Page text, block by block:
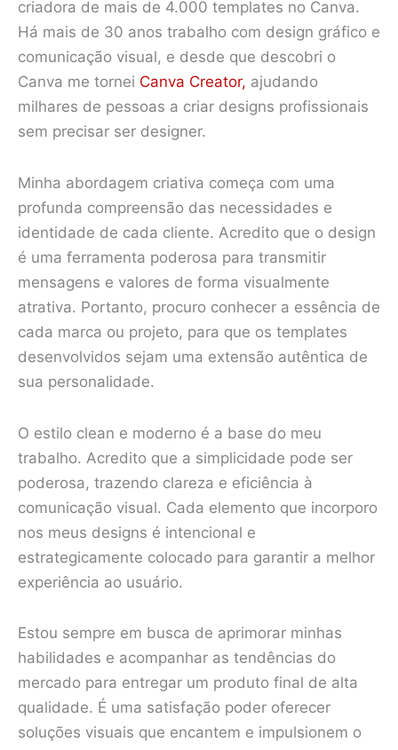
criadora de mais de 4.000 templates no Canva.
Há mais de 30 anos trabalho com design gráfico e
comunicação visual, e desde que descobri o
Canva me tornei Canva Creator, ajudando
milhares de pessoas a criar designs profissionais
sem precisar ser designer.
Minha abordagem criativa começa com uma
profunda compreensão das necessidades e
identidade de cada cliente. Acredito que o design
é uma ferramenta poderosa para transmitir
mensagens e valores de forma visualmente
atrativa. Portanto, procuro conhecer a essência de
cada marca ou projeto, para que os templates
desenvolvidos sejam uma extensão autêntica de
sua personalidade.
O estilo clean e moderno é a base do meu
trabalho. Acredito que a simplicidade pode ser
poderosa, trazendo clareza e eficiência à
comunicação visual. Cada elemento que incorporo
nos meus designs é intencional e
estrategicamente colocado para garantir a melhor
experiência ao usuário.
Estou sempre em busca de aprimorar minhas
habilidades e acompanhar as tendências do
mercado para entregar um produto final de alta
qualidade. É uma satisfação poder oferecer
soluções visuais que encantem e impulsionem o